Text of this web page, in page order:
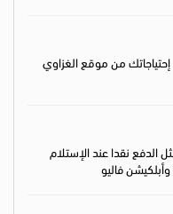
من موقع الغزاوي
نقدا عند الإستلام
فاليو